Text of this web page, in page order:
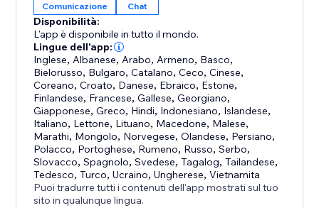
Comunicazione Chat
Disponibilità:
L'app è disponibile in tutto il mondo.
Lingue dell'app:
Inglese, Albanese, Arabo, Armeno, Basco,
Bielorusso, Bulgaro,Catalano,Ceco,Cinese,
Coreano,Croato, Danese, Ebraico, Estone,
Finlandese, Francese,Gallese,Georgiano,
Giapponese,Greco, Hindi, Indonesiano, Islandese,
Italiano, Lettone, Lituano, Macedone, Malese,
Marathi, Mongolo, Norvegese,Olandese, Persiano,
Polacco, Portoghese, Rumeno, Russo,Serbo,
Slovacco,Spagnolo,Svedese,Tagalog,Tailandese,
Tedesco,Turco,Ucraino,Ungherese,Vietnamita
Puoi tradurre tutti i contenuti dell'app mostrati sul tuo
sito in qualunque lingua.